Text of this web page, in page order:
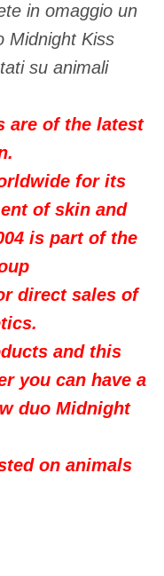
in omaggio un
Midnight Kiss
su animali
are of the latest
for its
of skin and
is part of the
direct sales of
and this
you can have a
duo Midnight
on animals